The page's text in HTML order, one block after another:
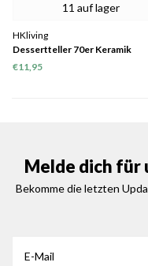
11 auf lager
HKliving
Dessertteller 70er Keramik
"Tornado" Ø17,5cm 2er Set
€11,95
Melde dich für
Bekomme die letzten